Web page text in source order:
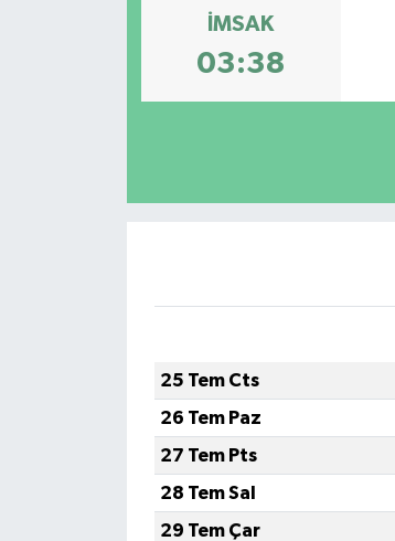
İMSAK
03:38
25 Tem Cts
26 Tem Paz
27 Tem Pts
28 Tem Sal
29 Tem Çar